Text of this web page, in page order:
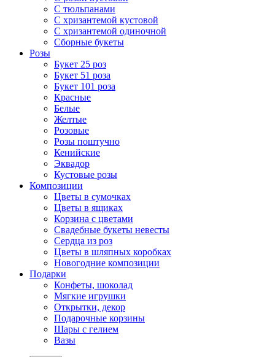
С тюльпанами
С хризантемой кустовой
С хризантемой одиночной
Сборные букеты
Розы
Букет 25 роз
Букет 51 роза
Букет 101 роза
Красные
Белые
Желтые
Розовые
Розы поштучно
Кенийские
Эквадор
Кустовые розы
Композиции
Цветы в сумочках
Цветы в ящиках
Корзина с цветами
Свадебные букеты невесты
Сердца из роз
Цветы в шляпных коробках
Новогодние композиции
Подарки
Конфеты, шоколад
Мягкие игрушки
Открытки, декор
Подарочные корзины
Шары с гелием
Вазы